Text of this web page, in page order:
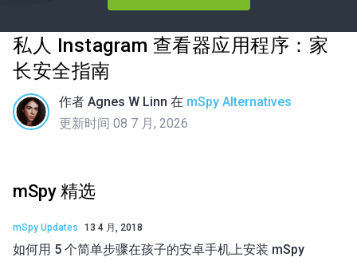
私人 Instagram 查看器应用程序：家
长安全指南
作者 Agnes W Linn 在 mSpy Alternatives
更新时间 08 7 月, 2026
mSpy 精选
mSpy Updates 13 4 月, 2018
如何用 5 个简单步骤在孩子的安卓手机上安装 mSpy